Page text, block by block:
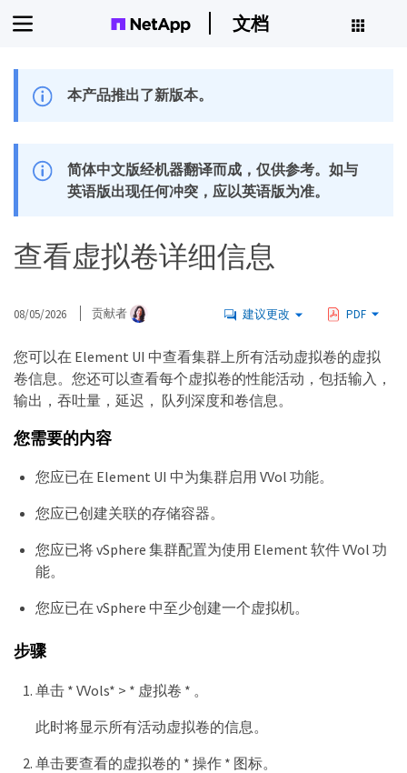
文档
本产品推出了新版本。
简体中文版经机器翻译而成，仅供参考。如与
英语版出现任何冲突，应以英语版为准。
查看虚拟卷详细信息
08/05/2026 贡献者 建议更改 PDF
您可以在 Element UI 中查看集群上所有活动虚拟卷的虚拟
卷信息。您还可以查看每个虚拟卷的性能活动，包括输入，
输出，吞吐量，延迟， 队列深度和卷信息。
您需要的内容
您应已在 Element UI 中为集群启用 VVol 功能。
您应已创建关联的存储容器。
您应已将 vSphere 集群配置为使用 Element 软件 VVol 功
能。
您应已在 vSphere 中至少创建一个虚拟机。
步骤
单击 * VVols* > * 虚拟卷 * 。
此时将显示所有活动虚拟卷的信息。
单击要查看的虚拟卷的 * 操作 * 图标。